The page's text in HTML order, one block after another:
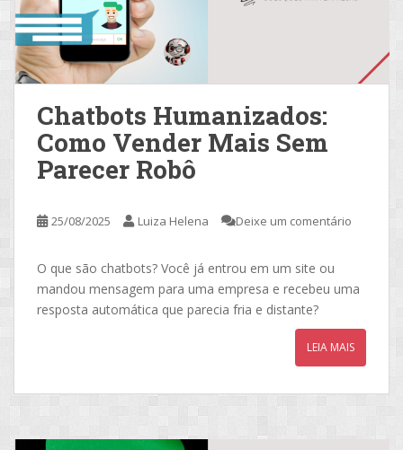
Chatbots Humanizados:
Como Vender Mais Sem
Parecer Robô
25/08/2025 Luiza Helena Deixe um comentário
O que são chatbots? Você já entrou em um site ou
mandou mensagem para uma empresa e recebeu uma
resposta automática que parecia fria e distante?
LEIA MAIS